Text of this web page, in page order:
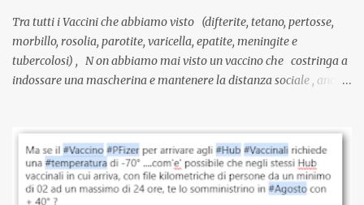
Tra tutti i Vaccini che abbiamo visto (difterite, tetano, pertosse,
morbillo, rosolia, parotite, varicella, epatite, meningite e
tubercolosi) , N on abbiamo mai visto un vaccino che costringa a
indossare una mascherina e mantenere la distanza sociale , anche
vaccinazione. Non avevamo mai sentito parlare di ricompense,
sconti, incentivi per vaccinarsi. Non avevamo mai visto
discriminazioni per coloro che non l’hanno fatto. Se non sei stato
vaccinato, nessuno aveva prima cercato di farti sentire una